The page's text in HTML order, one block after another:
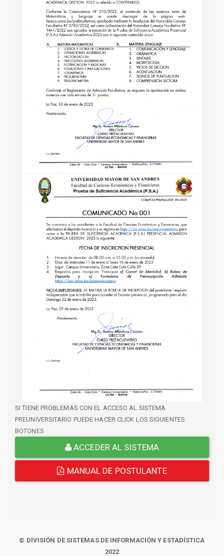
SI TIENE PROBLEMAS CON EL ACCESO AL SISTEMA
PREUNIVERSITARIO PUEDE HACER CLICK LOS SIGUIENTES
BOTONES
ACCEDER AL SISTEMA
MANUAL DE POSTULANTE
© DIVISIÓN DE SISTEMAS DE INFORMACIÓN Y ESTADÍSTICA
2022